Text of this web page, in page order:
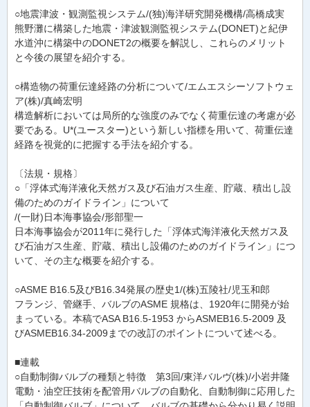
○地震津波・観測監視システム/(独)海洋研究開発機構/高橋成実
熊野灘に構築した地震・津波観測監視システム(DONET)と紀伊
水道沖に構築中のDONET2の概要を解説し、これらのメリット
と今後の展望を紹介する。
○構造物の荷重伝達経路の分析について/エムエスシーソフトウェ
ア(株)/真崎宏明
構造解析においては局所的な強度のみでなく荷重伝達の考慮が必
要である。U*(ユースター)という新しい指標を用いて、荷重伝達
経路を視覚的に把握する手法を紹介する。
〔法規・規格〕
○「浮体式海洋液化天然ガス及び石油ガス生産、貯蔵、積出し設
備のためのガイドライン」について
/(一財)日本海事協会/形部聖一
日本海事協会が2011年に発行した「浮体式海洋液化天然ガス及
び石油ガス生産、貯蔵、積出し設備のためのガイドライン」につ
いて、その主な概要を紹介する。
○ASME B16.5及びB16.34発展の歴史1/(株)五陵社/児玉和郎
フランジ、管継手、バルブのASME 規格は、1920年に開発が始
まっている。本稿でASA B16.5-1953 からASMEB16.5-2009 及
びASMEB16.34-2009までの改訂のポイントについて述べる。
■連載
○自動制御バルブの種類と特徴 第3回/東洋バルヴ(株)/小岩井隆
電動・油空圧技術を配管用バルブの自動化、自動制御に応用した